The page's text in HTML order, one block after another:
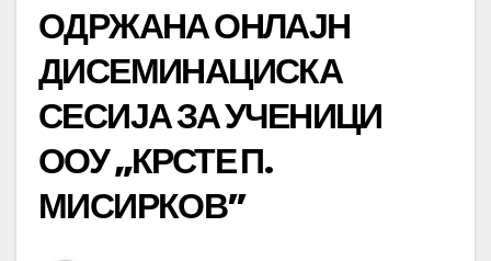
ОДРЖАНА ОНЛАЈН
ДИСЕМИНАЦИСКА
СЕСИЈА ЗА УЧЕНИЦИ
ООУ „КРСТЕ П.
МИСИРКОВ”